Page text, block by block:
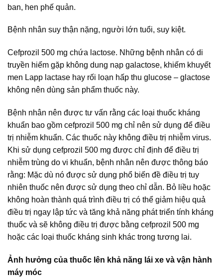
ban, hen phế quản.
Bệnh nhân suy thận nặng, người lớn tuổi, suy kiệt.
Cefprozil 500 mg chứa lactose. Những bệnh nhân có di
truyền hiếm gặp không dung nạp galactose, khiếm khuyết
men Lapp lactase hay rối loạn hấp thu glucose – glactose
không nên dùng sản phẩm thuốc này.
Bệnh nhân nên được tư vấn rằng các loại thuốc kháng
khuẩn bao gồm cefprozil 500 mg chỉ nên sử dụng để điều
trị nhiễm khuẩn. Các thuốc này không điều trị nhiễm virus.
Khi sử dụng cefprozil 500 mg được chỉ định để điều trị
nhiễm trùng do vi khuẩn, bệnh nhân nên được thông báo
rằng: Mặc dù nó được sử dụng phổ biến đề điều trị tuy
nhiên thuốc nên được sử dụng theo chỉ dẫn. Bỏ liều hoặc
không hoàn thành quá trình điều trị có thể giảm hiệu quả
điều trị ngay lập tức và tăng khả năng phát triển tính kháng
thuốc và sẽ không điều trị được bằng cefprozil 500 mg
hoặc các loại thuốc kháng sinh khác trong tương lai.
Ảnh hưởng của thuốc lên khả năng lái xe và vận hành
máy móc